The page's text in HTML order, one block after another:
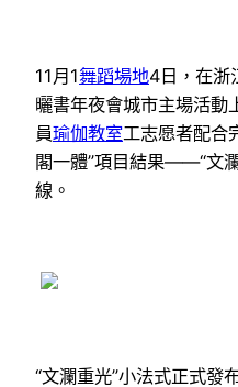
11月1舞蹈場地4日，在浙
曬書年夜會城市主場活動
員瑜伽教室工志愿者配合
閣一體”項目結果——“文
線。
“文瀾重光”小法式正式